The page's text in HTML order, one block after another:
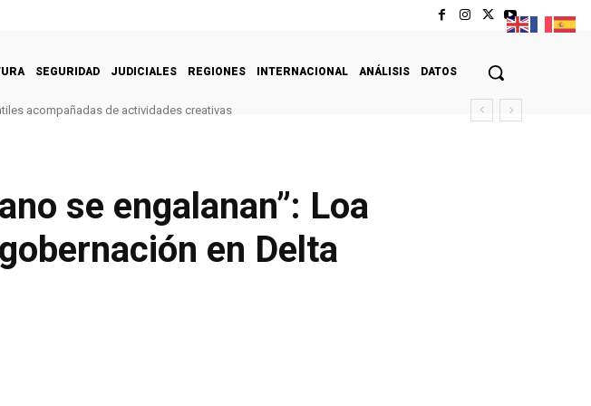
SEGURIDAD JUDICIALES REGIONES INTERNACIONAL ANÁLISIS DATOS
acompañadas de actividades creativas
se engalanan”: Loa
en Delta